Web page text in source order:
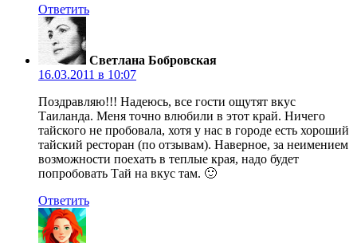
Ответить
Светлана Бобровская
16.03.2011 в 10:07
Поздравляю!!! Надеюсь, все гости ощутят вкус
Таиланда. Меня точно влюбили в этот край. Ничего
тайского не пробовала, хотя у нас в городе есть хороший
тайский ресторан (по отзывам). Наверное, за неимением
возможности поехать в теплые края, надо будет
попробовать Тай на вкус там. 🙂
Ответить